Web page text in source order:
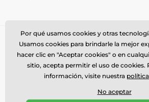
© 2026 www.trophymonster.mx ⦁ Tienda
Por qué usamos cookies y otras
Usamos cookies para brindarle la mejor
hacer clic en "Aceptar cookies" o en
sitio, acepta permitir el uso de cookies.
información, visite nuestra
No aceptar